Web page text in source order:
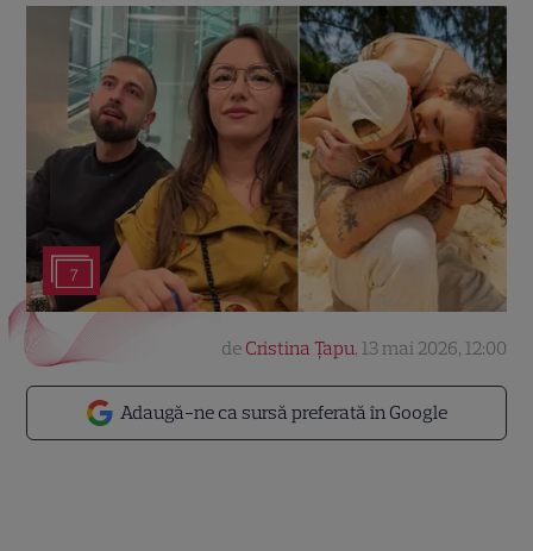
7
Adaugă-ne ca sursă preferată în Google
de Cristina Țapu, 13 mai 2026, 12:00